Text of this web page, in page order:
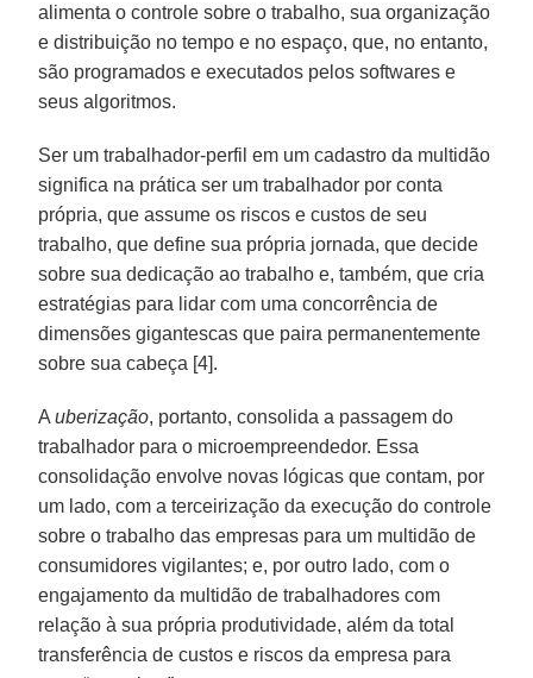
alimenta o controle sobre o trabalho, sua organização
e distribuição no tempo e no espaço, que, no entanto,
são programados e executados pelos softwares e
seus algoritmos.
Ser um trabalhador-perfil em um cadastro da multidão
significa na prática ser um trabalhador por conta
própria, que assume os riscos e custos de seu
trabalho, que define sua própria jornada, que decide
sobre sua dedicação ao trabalho e, também, que cria
estratégias para lidar com uma concorrência de
dimensões gigantescas que paira permanentemente
sobre sua cabeça [4].
Auberização, portanto, consolida a passagem do
trabalhador para o microempreendedor. Essa
consolidação envolve novas lógicas que contam, por
um lado, com a terceirização da execução do controle
sobre o trabalho das empresas para um multidão de
consumidores vigilantes; e, por outro lado, com o
engajamento da multidão de trabalhadores com
relação à sua própria produtividade, além da total
transferência de custos e riscos da empresa para